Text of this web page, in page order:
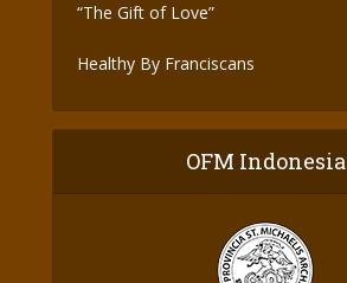
“The Gift of Love”
Healthy By Franciscans
OFM Indonesia